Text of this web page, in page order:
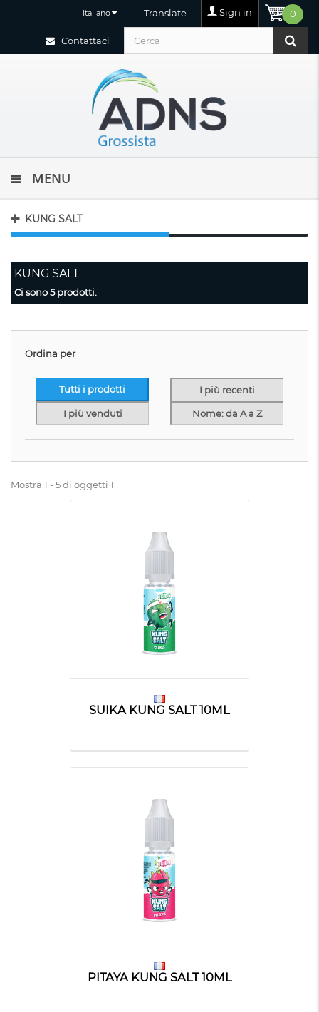
0
Sign in
Translate
Italiano
Contattaci
MENU
KUNG SALT
KUNG SALT
Ci sono 5 prodotti.
Ordina per
Tutti i prodotti I più recenti
I più venduti Nome: da A a Z
Mostra 1 - 5 di oggetti 1
SUIKA KUNG SALT 10ML
PITAYA KUNG SALT 10ML